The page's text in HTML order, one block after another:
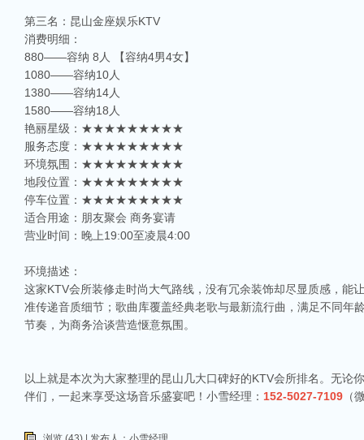
昆山ktv夜场哪里好玩-昆山八大便宜好玩的商务ktv会所排名
昆山天外天KTV以其优雅的环境和周到的服务著称。这里不仅拥有现代的音响设
响，给你带来无与伦比的视听享受。这里还提供多种酒水和小吃，确保你和朋友
昆山ktv哪个比较好-昆山八大比较好的ktv娱乐会所推荐
昆山市区周边有哪些好玩的ktv-昆山五大高端ktv排名
第三名：昆山金座娱乐KTV
消费明细：
880——容纳 8人 【容纳4男4女】
1080——容纳10人
1380——容纳14人
1580——容纳18人
艳丽星级：★★★★★★★★★
服务态度：★★★★★★★★★
环境氛围：★★★★★★★★★
地段位置：★★★★★★★★★
停车位置：★★★★★★★★★
适合用途：朋友聚会 商务宴请
营业时间：晚上19:00至凌晨4:00
环境描述：
这家KTV会所装修走时尚大气路线，没有冗余装饰却尽显质感，能
准传递音质细节；歌曲库覆盖经典老歌与最新流行曲，满足不同
节奏，为商务洽谈营造惬意氛围。
以上就是本次为大家整理的昆山几大口碑好的KTV会所排名。无
伴们，一起来享受这场音乐盛宴吧！小雪经理： 152-5027-7109 （